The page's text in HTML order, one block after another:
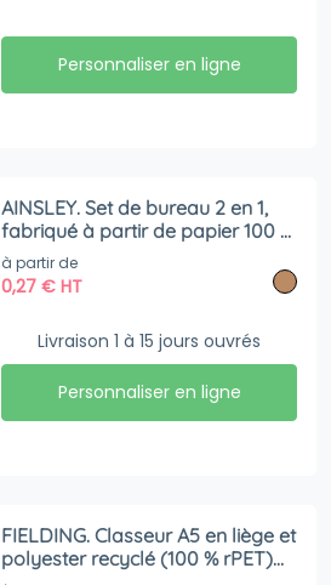
Personnaliser en ligne
AINSLEY. Set de bureau 2 en 1,
fabriqué à partir de papier 100 %
recyclé, avec 6 blocs-notes
autocollants
à partir de
0,27€ HT
Livraison 1 à 15 jours ouvrés
Personnaliser en ligne
FIELDING. Classeur A5 en liège et
polyester recyclé (100 % rPET)